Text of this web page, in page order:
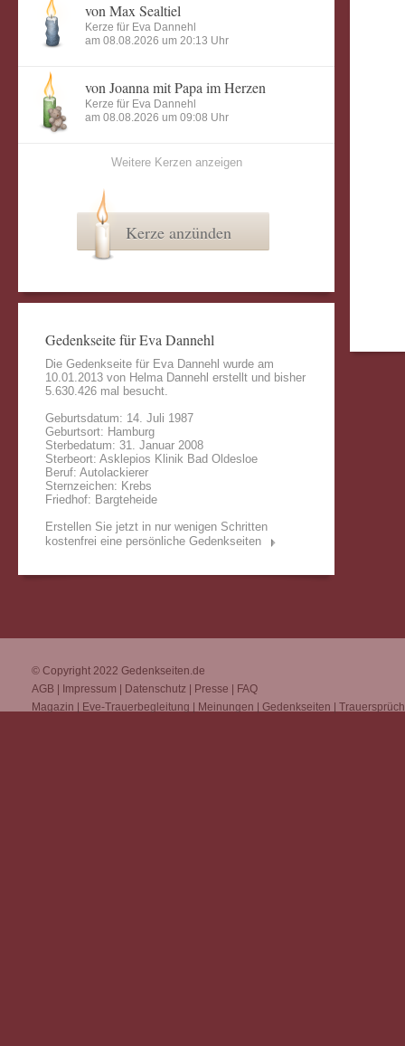
von Max Sealtiel
Kerze für Eva Dannehl
am 08.08.2026 um 20:13 Uhr
von Joanna mit Papa im Herzen
Kerze für Eva Dannehl
am 08.08.2026 um 09:08 Uhr
Weitere Kerzen anzeigen
Kerze anzünden
Gedenkseite für Eva Dannehl
Die Gedenkseite für Eva Dannehl wurde am
10.01.2013 von Helma Dannehl erstellt und bisher
5.630.426 mal besucht.
Geburtsdatum: 14. Juli 1987
Geburtsort: Hamburg
Sterbedatum: 31. Januar 2008
Sterbeort: Asklepios Klinik Bad Oldesloe
Beruf: Autolackierer
Sternzeichen: Krebs
Friedhof: Bargteheide
Erstellen Sie jetzt in nur wenigen Schritten
kostenfrei eine persönliche Gedenkseiten
© Copyright 2022 Gedenkseiten.de
AGB
Impressum Datenschutz Presse
FAQ
Magazin
Eve-Trauerbegleitung Meinungen Gedenkseiten